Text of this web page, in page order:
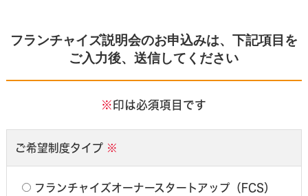
フランチャイズ説明会のお申込みは、下記項目を
ご入力後、送信してください
※印は必須項目です
ご希望制度タイプ ※
フランチャイズオーナースタートアップ（FCS）